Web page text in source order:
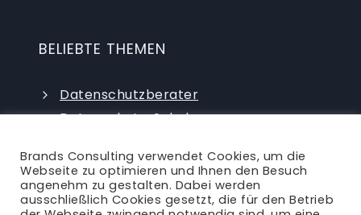
BELIEBTE THEMEN
Datenschutzberater
Datenschutz-Schulungen
externer Datenschutzbeauftragter
Brands Consulting verwendet Cookies, um die
Webseite zu optimieren und Ihnen den Besuch
angenehm zu gestalten. Dabei werden
ausschließlich Cookies gesetzt, die für den Betrieb